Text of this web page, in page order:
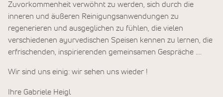
Zuvorkommenheit verwöhnt zu werden, sich durch die
inneren und äußeren Reinigungsanwendungen zu
regenerieren und ausgeglichen zu fühlen, die vielen
verschiedenen ayurvedischen Speisen kennen zu lernen, die
erfrischenden, inspirierenden gemeinsamen Gespräche ….
Wir sind uns einig: wir sehen uns wieder !
Ihre Gabriele Heigl